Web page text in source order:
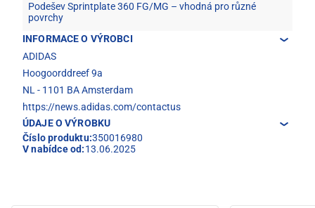
Podešev Sprintplate 360 FG/MG – vhodná pro různé
povrchy
INFORMACE O VÝROBCI
ADIDAS
Hoogoorddreef 9a
NL - 1101 BA Amsterdam
https://news.adidas.com/contactus
ÚDAJE O VÝROBKU
Číslo produktu:350016980
V nabídce od:13.06.2025